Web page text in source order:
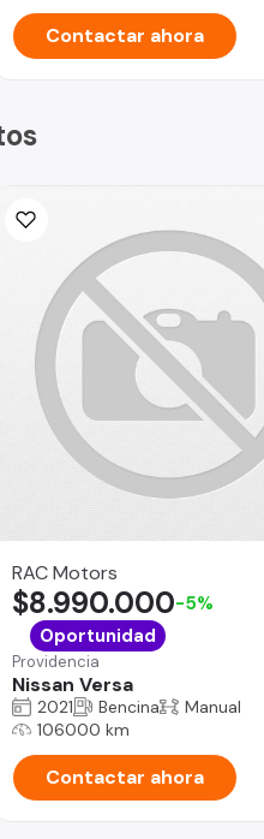
Contactar ahora
RAC Motors
Providencia
Nissan Versa
$8.990.000-5%
Oportunidad
2021 Bencina
Manual
106000 km
Contactar ahora